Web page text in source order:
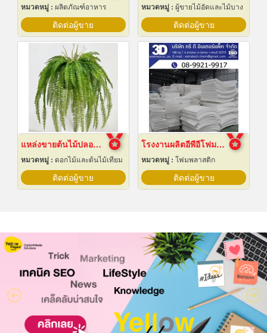
หมวดหมู่ : ผลิตภัณฑ์อาหาร
ติดต่อผู้ขาย
หมวดหมู่ : ผู้ขายไม้อัดและไม้บาง
ติดต่อผู้ขาย
แหล่งขายต้นไม้ปลอมราคาถูก
หมวดหมู่ : ดอกไม้และต้นไม้เทียม
ติดต่อผู้ขาย
โรงงานผลิตอีพีอีโฟมชลบุรี
หมวดหมู่ : โฟมพลาสติก
ติดต่อผู้ขาย